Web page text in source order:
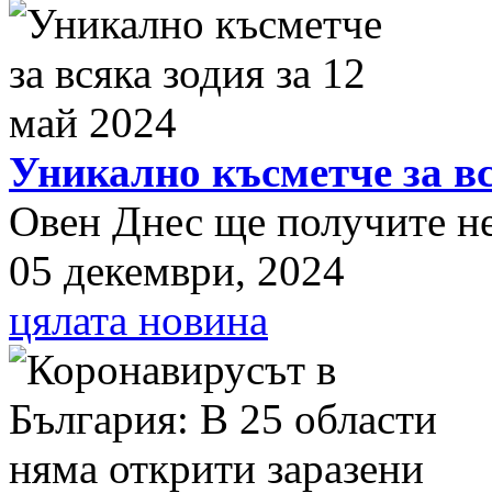
Уникално късметче за
Овен Днес ще получите
05 декември, 2024
цялата новина